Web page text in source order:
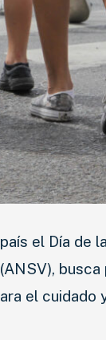
el Día de
el cuidado